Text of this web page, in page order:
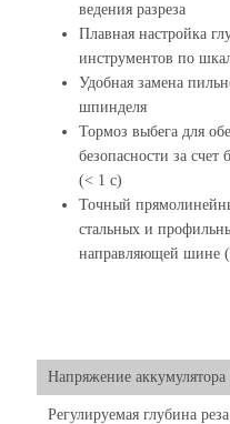
ведения разреза
Плавная настройка
инструментов по
Удобная замена
шпинделя
Тормоз выбега для
безопасности за счет
(< 1 с)
Точный
стальных и
направляющей шине
Напряжение аккумулятора
Регулируемая глубина реза